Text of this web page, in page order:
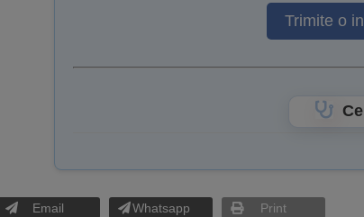
Trimite o
Email Whatsapp Print